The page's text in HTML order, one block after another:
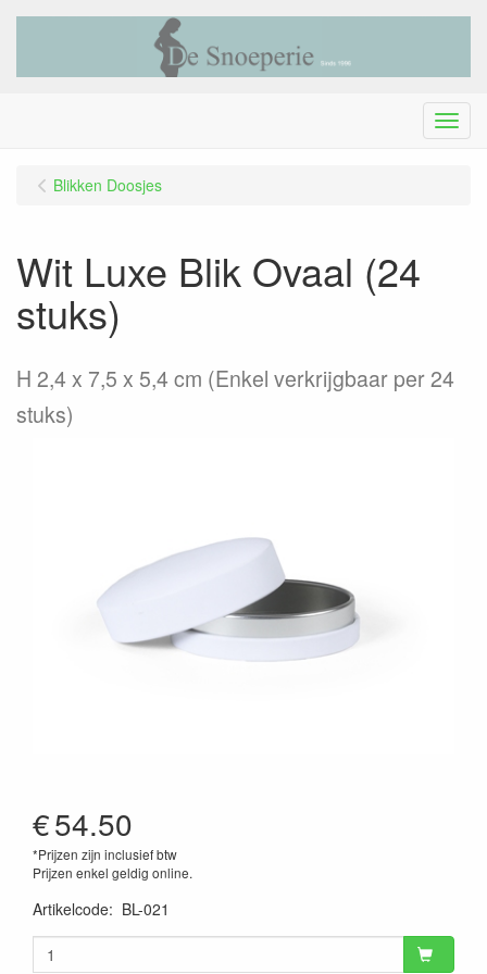
Menu
Blikken Doosjes
Wit Luxe Blik Ovaal (24
stuks)
H 2,4 x 7,5 x 5,4 cm (Enkel verkrijgbaar per 24
stuks)
€54.50
*Prijzen zijn inclusief btw
Prijzen enkel geldig online.
Artikelcode: BL-021